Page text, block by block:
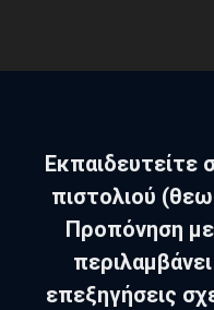
Εκπαιδευτείτε
πιστολιού
Προπόνηση
επεξηγήσεις